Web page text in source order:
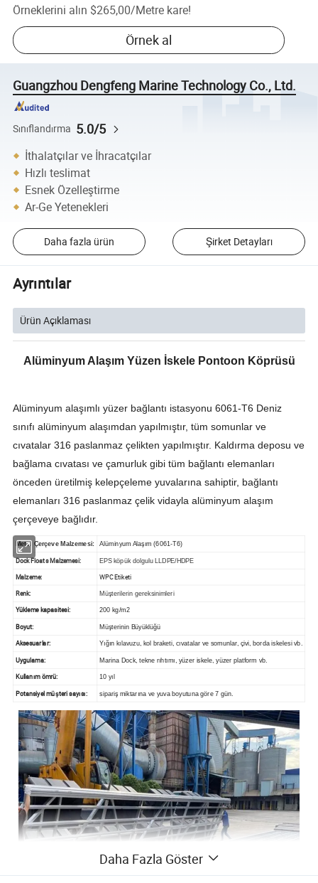
Örneklerini alın $265,00/Metre kare!
Örnek al
Guangzhou Dengfeng Marine Technology Co., Ltd.
Sınıflandırma 5.0/5
İthalatçılar ve İhracatçılar
Hızlı teslimat
Esnek Özelleştirme
Ar-Ge Yetenekleri
Daha fazla ürün Şirket Detayları
Ayrıntılar
Ürün Açıklaması
Alüminyum Alaşım Yüzen İskele Pontoon Köprüsü
Alüminyum alaşımlı yüzer bağlantı istasyonu 6061-T6 Deniz
sınıfı alüminyum alaşımdan yapılmıştır, tüm somunlar ve
cıvatalar 316 paslanmaz çelikten yapılmıştır. Kaldırma deposu ve
bağlama cıvatası ve çamurluk gibi tüm bağlantı elemanları
önceden üretilmiş kelepçeleme yuvalarına sahiptir, bağlantı
elemanları 316 paslanmaz çelik vidayla alüminyum alaşım
çerçeveye bağlıdır.
Metal Çerçeve Malzemesi: Alüminyum Alaşım (6061-T6)
Dock Floats Malzemesi: EPS köpük dolgulu LLDPE/HDPE
Malzeme:
WPC Etiketi
Renk:
Müşterilerin gereksinimleri
Yükleme kapasitesi: 200 kg/m2
Boyut: Müşterinin Büyüklüğü
Aksesuarlar: Yığın kılavuzu, kol braketi, cıvatalar ve somunlar, çivi, borda iskelesi vb.
Uygulama: Marina Dock, tekne rıhtımı, yüzer iskele, yüzer platform vb.
Kullanım ömrü: 10 yıl
Potansiyel müşteri sayısı: sipariş miktarına ve yuva boyutuna göre 7 gün.
Daha Fazla Göster